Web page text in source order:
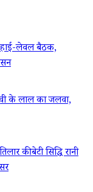
हाई-लेवल बैठक,
के लाल का जलवा,
की बेटी सिद्धि रानी